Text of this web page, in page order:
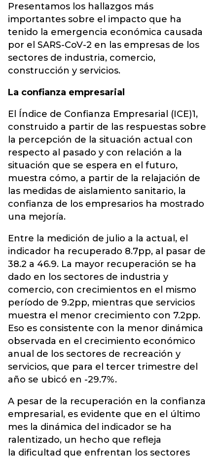
Presentamos los hallazgos más
importantes sobre el impacto que ha
tenido la emergencia económica causada
por el SARS-CoV-2 en las empresas de los
sectores de industria, comercio,
construcción y servicios.
La confianza empresarial
El Índice de Confianza Empresarial (ICE)1,
construido a partir de las respuestas sobre
la percepción de la situación actual con
respecto al pasado y con relación a la
situación que se espera en el futuro,
muestra cómo, a partir de la relajación de
las medidas de aislamiento sanitario, la
confianza de los empresarios ha mostrado
una mejoría.
Entre la medición de julio a la actual, el
indicador ha recuperado 8.7pp, al pasar de
38.2 a 46.9. La mayor recuperación se ha
dado en los sectores de industria y
comercio, con crecimientos en el mismo
período de 9.2pp, mientras que servicios
muestra el menor crecimiento con 7.2pp.
Eso es consistente con la menor dinámica
observada en el crecimiento económico
anual de los sectores de recreación y
servicios, que para el tercer trimestre del
año se ubicó en -29.7%.
A pesar de la recuperación en la confianza
empresarial, es evidente que en el último
mes la dinámica del indicador se ha
ralentizado, un hecho que refleja
la dificultad que enfrentan los sectores